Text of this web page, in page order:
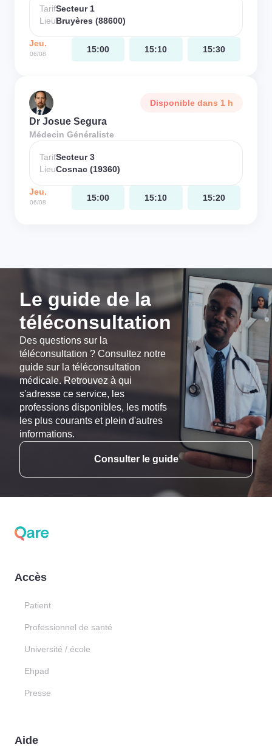
TarifSecteur 1
LieuBruyères (88600)
Jeu.
06/08 15:00 15:10 15:30
Disponible dans 1 h
Dr Josue Segura
Médecin Généraliste
TarifSecteur 3
LieuCosnac (19360)
Jeu.
06/08 15:00 15:10 15:20
Le guide de la
téléconsultation
Des questions sur la
téléconsultation ? Consultez notre
guide sur la téléconsultation
médicale. Retrouvez à qui
s'adresse ce service, les
professions disponibles, les motifs
les plus courants et plein d'autres
informations.
Consulter le guide
Accès
Patient
Professionnel de santé
Université / école
Ehpad
Presse
Aide